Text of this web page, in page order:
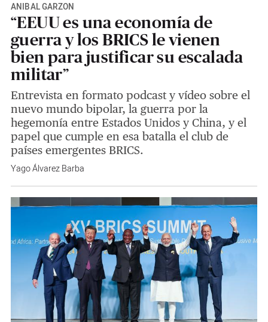
ANÍBAL GARZÓN
“EEUU es una economía de
guerra y los BRICS le vienen
bien para justificar su escalada
militar”
Entrevista en formato podcast y vídeo sobre el
nuevo mundo bipolar, la guerra por la
hegemonía entre Estados Unidos y China, y el
papel que cumple en esa batalla el club de
países emergentes BRICS.
Yago Álvarez Barba